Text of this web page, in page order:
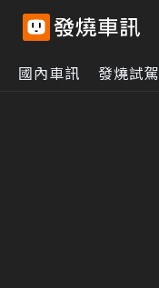
國內車訊 發燒試駕